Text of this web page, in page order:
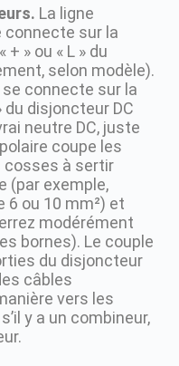
La ligne
connecte sur la
+ » ou « L » du
selon modèle).
connecte sur la
du disjoncteur DC
neutre DC, juste
coupe les
cosses à sertir
(par exemple,
6 ou 10 mm²) et
modérément
bornes). Le couple
du disjoncteur
câbles
vers les
y a un combineur,